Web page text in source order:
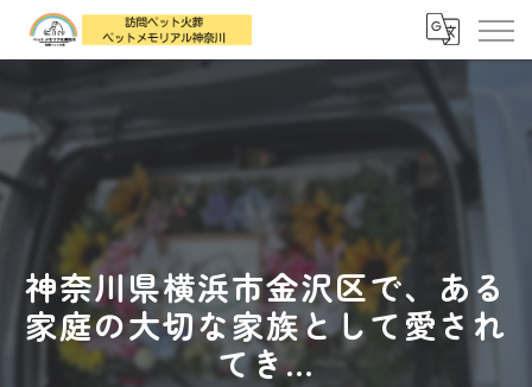
神奈川県横浜市金沢区で、ある
家庭の大切な家族として愛され
てき...